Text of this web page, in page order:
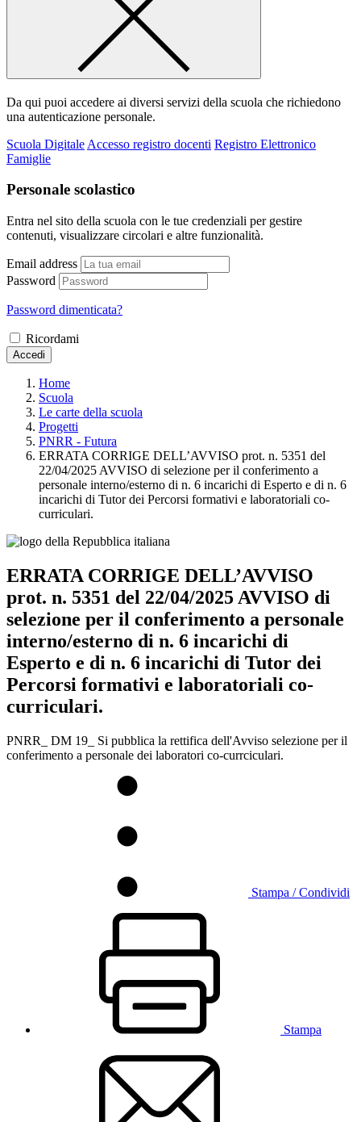
Da qui puoi accedere ai diversi servizi della scuola che richiedono
una autenticazione personale.
Scuola Digitale Accesso registro docenti Registro Elettronico
Famiglie
Personale scolastico
Entra nel sito della scuola con le tue credenziali per gestire
contenuti, visualizzare circolari e altre funzionalità.
Email address
Password
Password dimenticata?
Ricordami
Accedi
Home
Scuola
Le carte della scuola
Progetti
PNRR - Futura
ERRATA CORRIGE DELL’AVVISO prot. n. 5351 del
22/04/2025 AVVISO di selezione per il conferimento a
personale interno/esterno di n. 6 incarichi di Esperto e di n. 6
incarichi di Tutor dei Percorsi formativi e laboratoriali co-
curriculari.
ERRATA CORRIGE DELL’AVVISO
prot. n. 5351 del 22/04/2025 AVVISO di
selezione per il conferimento a personale
interno/esterno di n. 6 incarichi di
Esperto e di n. 6 incarichi di Tutor dei
Percorsi formativi e laboratoriali co-
curriculari.
PNRR_ DM 19_ Si pubblica la rettifica dell'Avviso selezione per il
conferimento a personale dei laboratori co-currciculari.
Stampa / Condividi
Stampa